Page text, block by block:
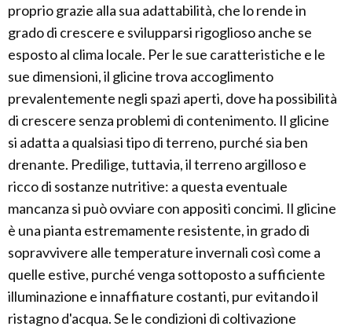
proprio grazie alla sua adattabilità, che lo rende in
grado di crescere e svilupparsi rigoglioso anche se
esposto al clima locale. Per le sue caratteristiche e le
sue dimensioni, il glicine trova accoglimento
prevalentemente negli spazi aperti, dove ha possibilità
di crescere senza problemi di contenimento. Il glicine
si adatta a qualsiasi tipo di terreno, purché sia ben
drenante. Predilige, tuttavia, il terreno argilloso e
ricco di sostanze nutritive: a questa eventuale
mancanza si può ovviare con appositi concimi. Il glicine
è una pianta estremamente resistente, in grado di
sopravvivere alle temperature invernali così come a
quelle estive, purché venga sottoposto a sufficiente
illuminazione e innaffiature costanti, pur evitando il
ristagno d'acqua. Se le condizioni di coltivazione